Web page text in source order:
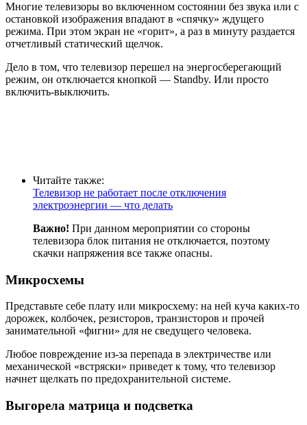
Многие телевизоры во включенном состоянии без звука или с
остановкой изображения впадают в «спячку» ждущего
режима. При этом экран не «горит», а раз в минуту раздается
отчетливый статический щелчок.
Дело в том, что телевизор перешел на энергосберегающий
режим, он отключается кнопкой — Standby. Или просто
включить-выключить.
Читайте также:
Телевизор не работает после отключения
электроэнергии — что делать
Важно! При данном мероприятии со стороны
телевизора блок питания не отключается, поэтому
скачки напряжения все также опасны.
Микросхемы
Представьте себе плату или микросхему: на ней куча каких-то
дорожек, колбочек, резисторов, транзисторов и прочей
занимательной «фигни» для не сведущего человека.
Любое повреждение из-за перепада в электричестве или
механической «встряски» приведет к тому, что телевизор
начнет щелкать по предохранительной системе.
Выгорела матрица и подсветка